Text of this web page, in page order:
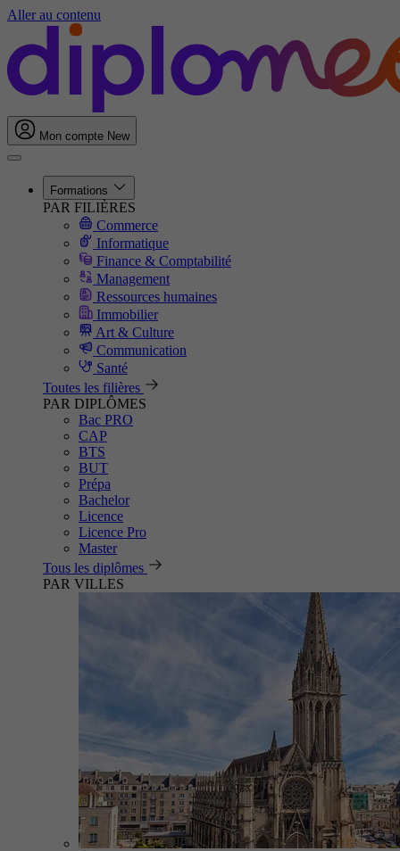
Aller au contenu
Mon compte New
Formations
PAR FILIÈRES
Commerce
Informatique
Finance & Comptabilité
Management
Ressources humaines
Immobilier
Art & Culture
Communication
Santé
Toutes les filières
PAR DIPLÔMES
Bac PRO
CAP
BTS
BUT
Prépa
Bachelor
Licence
Licence Pro
Master
Tous les diplômes
PAR VILLES